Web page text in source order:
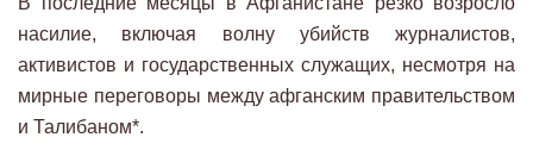
насилие, включая волну убийств журналистов,
активистов и государственных служащих, несмотря на
мирные переговоры между афганским правительством
и Талибаном*.